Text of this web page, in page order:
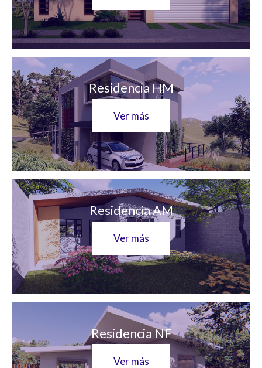
Residencia HM
Ver más
Residencia AM
Ver más
Residencia NF
Ver más